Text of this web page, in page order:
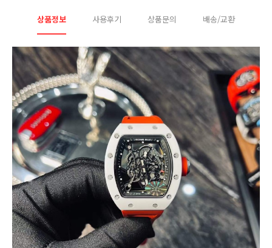
상품정보 사용후기 상품문의 배송/교환